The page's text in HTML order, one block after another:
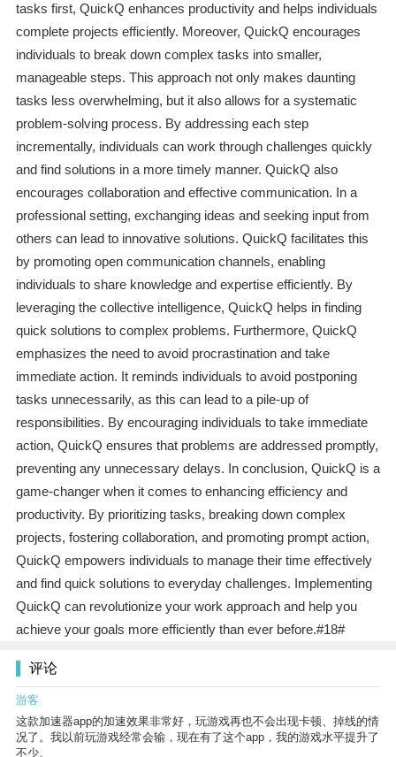
tasks first, QuickQ enhances productivity and helps individuals
complete projects efficiently. Moreover, QuickQ encourages
individuals to break down complex tasks into smaller,
manageable steps. This approach not only makes daunting
tasks less overwhelming, but it also allows for a systematic
problem-solving process. By addressing each step
incrementally, individuals can work through challenges quickly
and find solutions in a more timely manner. QuickQ also
encourages collaboration and effective communication. In a
professional setting, exchanging ideas and seeking input from
others can lead to innovative solutions. QuickQ facilitates this
by promoting open communication channels, enabling
individuals to share knowledge and expertise efficiently. By
leveraging the collective intelligence, QuickQ helps in finding
quick solutions to complex problems. Furthermore, QuickQ
emphasizes the need to avoid procrastination and take
immediate action. It reminds individuals to avoid postponing
tasks unnecessarily, as this can lead to a pile-up of
responsibilities. By encouraging individuals to take immediate
action, QuickQ ensures that problems are addressed promptly,
preventing any unnecessary delays. In conclusion, QuickQ is a
game-changer when it comes to enhancing efficiency and
productivity. By prioritizing tasks, breaking down complex
projects, fostering collaboration, and promoting prompt action,
QuickQ empowers individuals to manage their time effectively
and find quick solutions to everyday challenges. Implementing
QuickQ can revolutionize your work approach and help you
achieve your goals more efficiently than ever before.#18#
评论
游客
这款加速器app的加速效果非常好，玩游戏再也不会出现卡顿、掉线的情
况了。我以前玩游戏经常会输，现在有了这个app，我的游戏水平提升了
不少。